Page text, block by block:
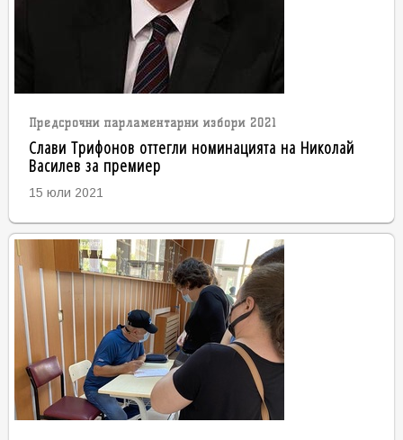
Предсрочни парламентарни избори 2021
Слави Трифонов оттегли номинацията на Николай
Василев за премиер
15 юли 2021